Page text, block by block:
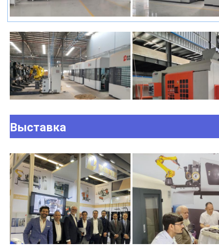
Выставка